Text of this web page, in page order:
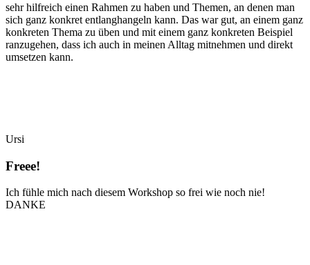
sehr hilfreich einen Rahmen zu haben und Themen, an denen man
sich ganz konkret entlanghangeln kann. Das war gut, an einem ganz
konkreten Thema zu üben und mit einem ganz konkreten Beispiel
ranzugehen, dass ich auch in meinen Alltag mitnehmen und direkt
umsetzen kann.
Ursi
Freee!
Ich fühle mich nach diesem Workshop so frei wie noch nie!
DANKE